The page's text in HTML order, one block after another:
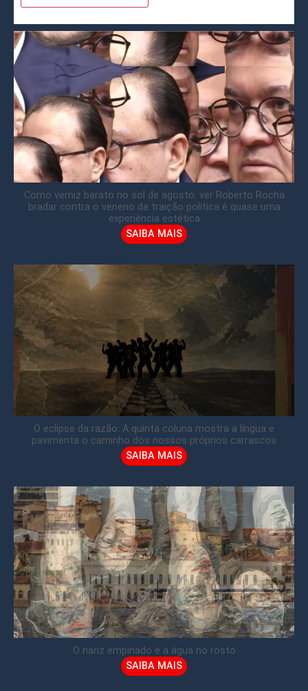
Como verniz barato no sol de agosto: ver Roberto Rocha
bradar contra o veneno da traição política é quase uma
experiência estética
SAIBA MAIS
O eclipse da razão: A quinta coluna mostra a língua e
pavimenta o caminho dos nossos próprios carrascos
SAIBA MAIS
O nariz empinado e a água no rosto
SAIBA MAIS